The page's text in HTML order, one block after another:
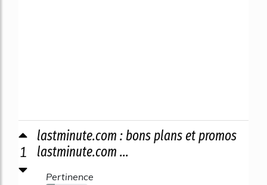
1
lastminute.com : bons plans et promos
lastminute.com ...
Pertinence